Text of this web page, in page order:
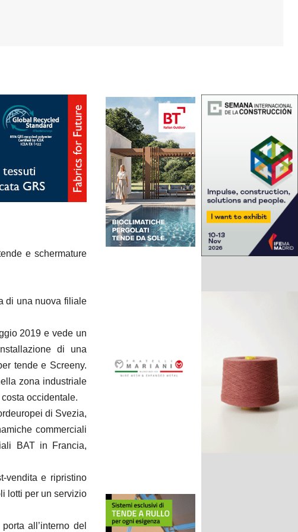
e schermature
di una nuova filiale
2019 e vede un
di una
tende e Screeny.
zona industriale
occidentale.
di Svezia,
commerciali
BAT in Francia,
vendita e ripristino
lotti per un servizio
all’interno del